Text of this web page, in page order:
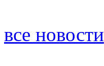
все новости